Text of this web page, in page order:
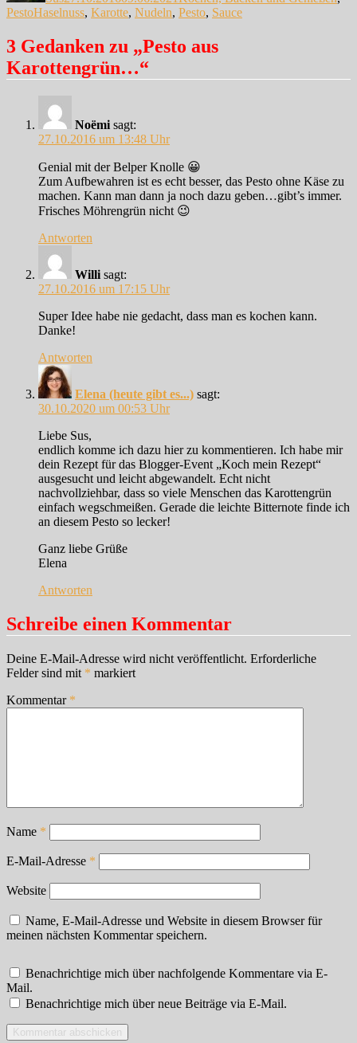
PestoSchlagwörter
Haselnuss, Karotte, Nudeln, Pesto, Sauce
3 Gedanken zu „Pesto aus
Karottengrün…“
Noëmi sagt:
27.10.2016 um 13:48 Uhr
Genial mit der Belper Knolle 😀
Zum Aufbewahren ist es echt besser, das Pesto ohne Käse zu
machen. Kann man dann ja noch dazu geben…gibt’s immer.
Frisches Möhrengrün nicht 😉
Antworten
Willi sagt:
27.10.2016 um 17:15 Uhr
Super Idee habe nie gedacht, dass man es kochen kann.
Danke!
Antworten
Elena (heute gibt es...) sagt:
30.10.2020 um 00:53 Uhr
Liebe Sus,
endlich komme ich dazu hier zu kommentieren. Ich habe mir
dein Rezept für das Blogger-Event „Koch mein Rezept“
ausgesucht und leicht abgewandelt. Echt nicht
nachvollziehbar, dass so viele Menschen das Karottengrün
einfach wegschmeißen. Gerade die leichte Bitternote finde ich
an diesem Pesto so lecker!
Ganz liebe Grüße
Elena
Antworten
Schreibe einen Kommentar
Deine E-Mail-Adresse wird nicht veröffentlicht. Erforderliche
Felder sind mit * markiert
Kommentar *
Name *
E-Mail-Adresse *
Website
Name, E-Mail-Adresse und Website in diesem Browser für
meinen nächsten Kommentar speichern.
Benachrichtige mich über nachfolgende Kommentare via E-
Mail.
Benachrichtige mich über neue Beiträge via E-Mail.